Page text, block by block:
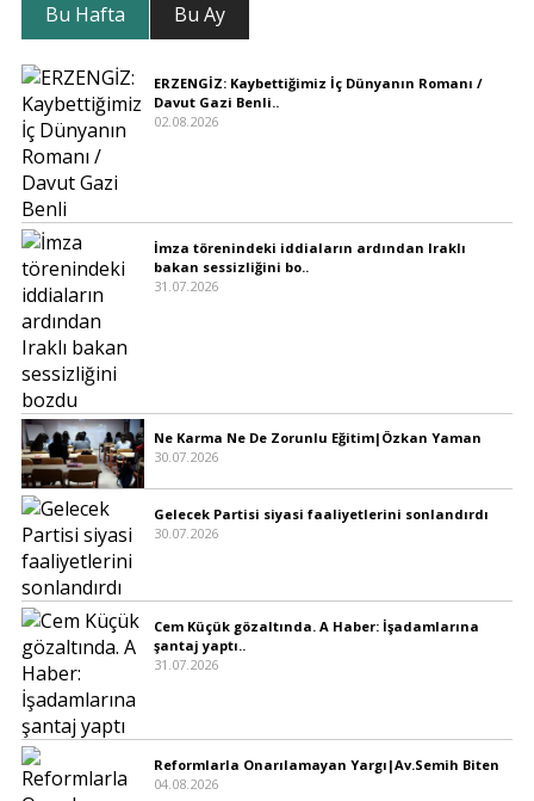
Bu Hafta Bu Ay
ERZENGİZ: Kaybettiğimiz İç Dünyanın Romanı /
Davut Gazi Benli..
02.08.2026
İmza törenindeki iddiaların ardından Iraklı
bakan sessizliğini bo..
31.07.2026
Ne Karma Ne De Zorunlu Eğitim|Özkan Yaman
30.07.2026
Gelecek Partisi siyasi faaliyetlerini sonlandırdı
30.07.2026
Cem Küçük gözaltında. A Haber: İşadamlarına
şantaj yaptı..
31.07.2026
Reformlarla Onarılamayan Yargı|Av.Semih Biten
04.08.2026